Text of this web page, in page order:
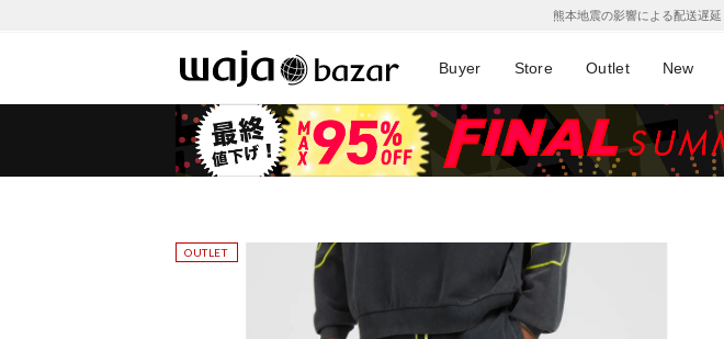
熊本地震の影響による配送遅延
Buyer Store Outlet New